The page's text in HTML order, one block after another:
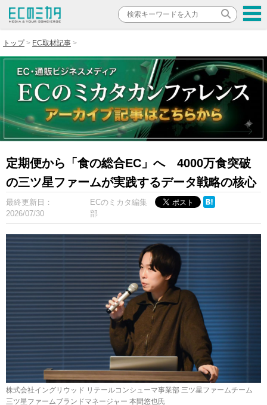
トップ EC取材記事
定期便から「食の総合EC」へ 4000万食突破
の三ツ星ファームが実践するデータ戦略の核心
最終更新日：
2026/07/30
ECのミカタ編集
部
株式会社イングリウッド リテールコンシューマ事業部 三ツ星ファームチーム
三ツ星ファームブランドマネージャー 本間悠也氏